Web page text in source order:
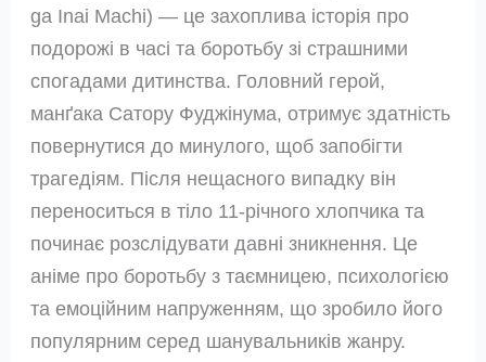
ga Inai Machi) — це захоплива історія про
подорожі в часі та боротьбу зі страшними
спогадами дитинства. Головний герой,
манґака Сатору Фуджінума, отримує здатність
повернутися до минулого, щоб запобігти
трагедіям. Після нещасного випадку він
переноситься в тіло 11-річного хлопчика та
починає розслідувати давні зникнення. Це
аніме про боротьбу з таємницею, психологією
та емоційним напруженням, що зробило його
популярним серед шанувальників жанру.